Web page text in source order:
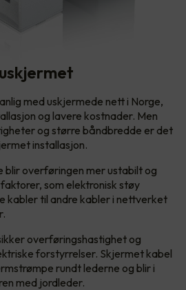
med uskjermede nett i Norge,
og lavere kostnader. Men
og større båndbredde er det
installasjon.
blir overføringen mer ustabilt og
som elektronisk støy
kabler til andre kabler i nettverket
overføringshastighet og
forstyrrelser. Skjermet kabel
rundt lederne og blir i
med jordleder.